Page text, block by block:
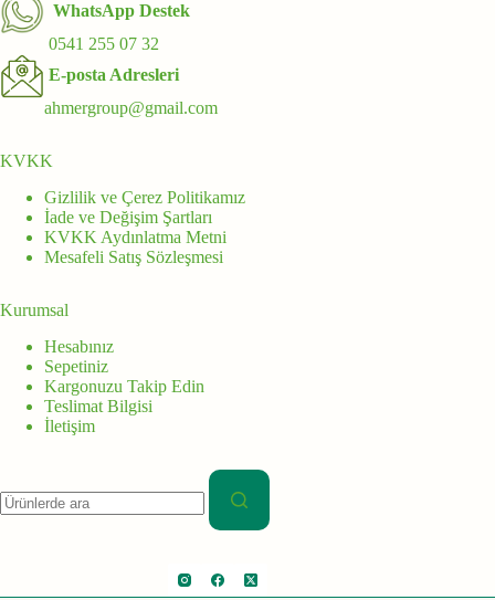
WhatsApp Destek
0541 255 07 32
E-posta Adresleri
ahmergroup@gmail.com
KVKK
Gizlilik ve Çerez Politikamız
İade ve Değişim Şartları
KVKK Aydınlatma Metni
Mesafeli Satış Sözleşmesi
Kurumsal
Hesabınız
Sepetiniz
Kargonuzu Takip Edin
Teslimat Bilgisi
İletişim